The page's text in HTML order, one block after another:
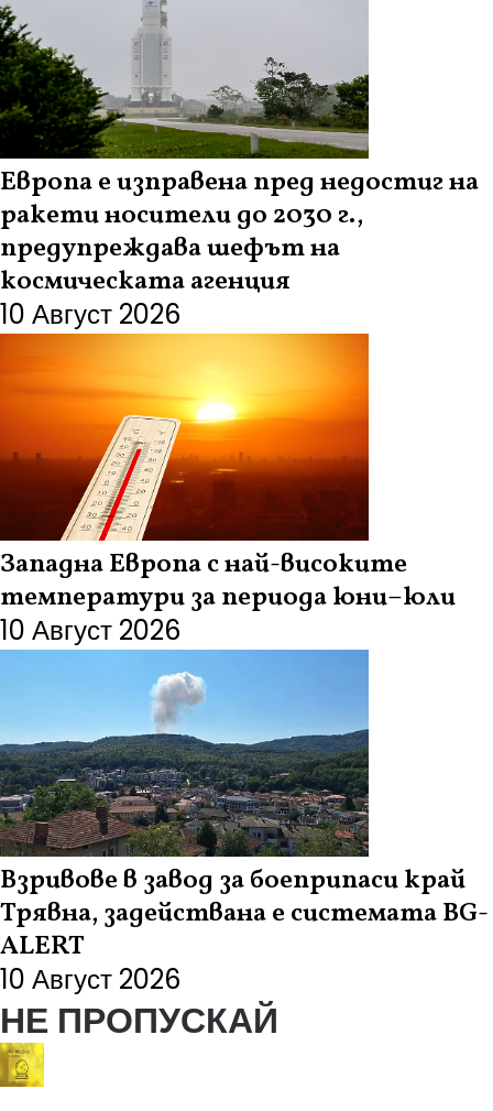
Европа е изправена пред недостиг на
ракети носители до 2030 г.,
предупреждава шефът на
космическата агенция
10 Август 2026
Западна Европа с най-високите
температури за периода юни–юли
10 Август 2026
Взривове в завод за боеприпаси край
Трявна, задействана е системата BG-
ALERT
10 Август 2026
НЕ ПРОПУСКАЙ